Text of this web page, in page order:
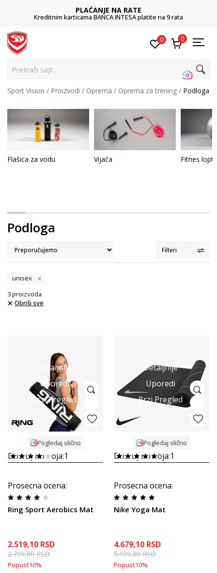
PLAĆANJE NA RATE
Kreditnim karticama BANCA INTESA platite na 9 rata
0 0
Pretraži sajt...
Sport Vision Proizvodi Oprema Oprema za trening Podloga
Flašica za vodu Vijača Fitnes lopta
Podloga
Filteri
unisex
3proizvoda
Obriši sve
Detaljnije
Uporedi
Brzi Pregled
Pogledaj slično
Dostupno boja:1
Prosecna ocena:
Ring Sport Aerobics Mat
2.519,10 RSD
2.799,00RSD
Popust10%
Detaljnije
Uporedi
Brzi Pregled
Pogledaj slično
Dostupno boja:1
Prosecna ocena:
Nike Yoga Mat
4.679,10 RSD
5.199,00RSD
Popust10%